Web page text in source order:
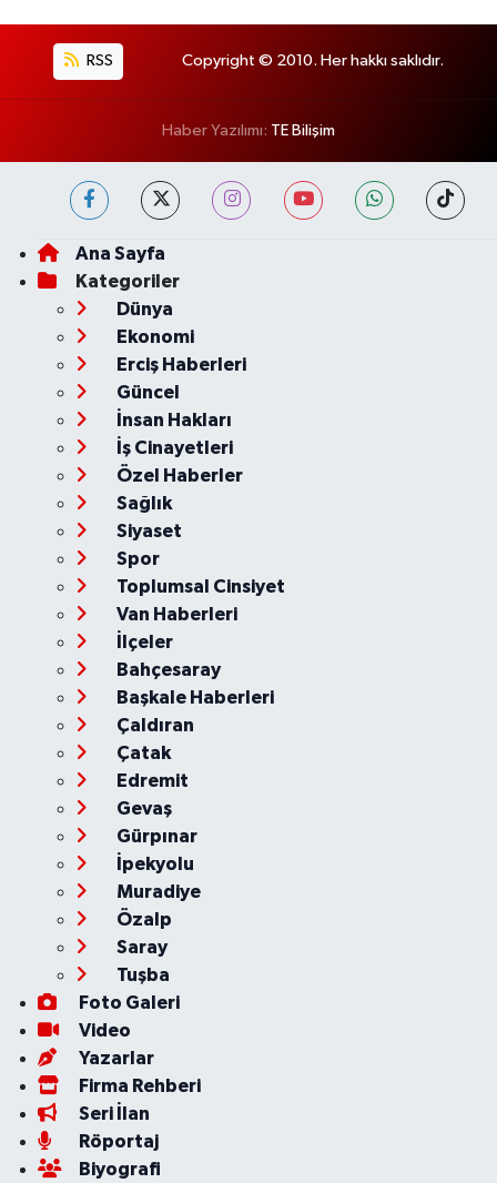
RSS Copyright © 2010. Her hakkı saklıdır.
Haber Yazılımı: TE Bilişim
Ana Sayfa
Kategoriler
Dünya
Ekonomi
Erciş Haberleri
Güncel
İnsan Hakları
İş Cinayetleri
Özel Haberler
Sağlık
Siyaset
Spor
Toplumsal Cinsiyet
Van Haberleri
İlçeler
Bahçesaray
Başkale Haberleri
Çaldıran
Çatak
Edremit
Gevaş
Gürpınar
İpekyolu
Muradiye
Özalp
Saray
Tuşba
Foto Galeri
Video
Yazarlar
Firma Rehberi
Seri İlan
Röportaj
Biyografi